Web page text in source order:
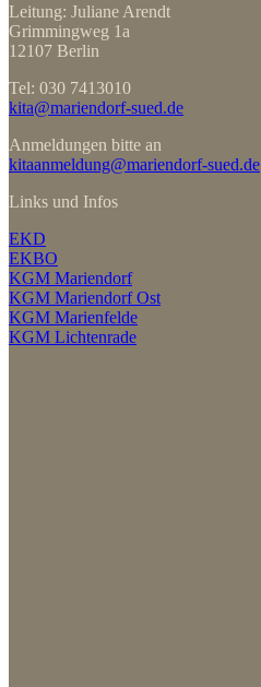
Leitung: Juliane Arendt
Grimmingweg 1a
12107 Berlin
Tel: 030 7413010
kita@mariendorf-sued.de
Anmeldungen bitte an
kitaanmeldung@mariendorf-sued.de
Links und Infos
EKD
EKBO
KGM Mariendorf
KGM Mariendorf Ost
KGM Marienfelde
KGM Lichtenrade